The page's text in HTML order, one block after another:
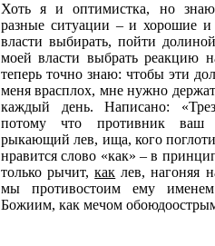
Хоть я и оптимистка, но
разные ситуации – и хорошие
власти выбирать, пойти
моей власти выбрать реакцию
теперь точно знаю: чтобы эти
меня врасплох, мне нужно
каждый день. Написано:
потому что противник ваш
рыкающий лев, ища, кого
нравится слово «как» – в
только рычит,как лев, нагоняя
мы противостоим ему
Божиим, как мечом